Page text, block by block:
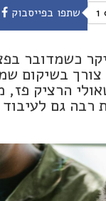
שתפו בפייסבוק
כשמדובר
בשיקום
הרציק פז,
רבה גם